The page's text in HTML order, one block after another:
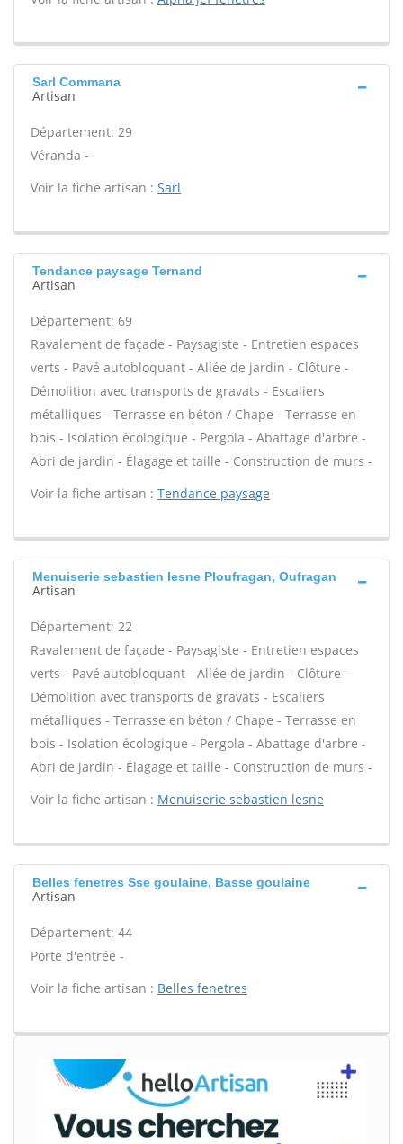
Sarl Commana
Artisan
Département: 29
Véranda -
Voir la fiche artisan : Sarl
Tendance paysage Ternand
Artisan
Département: 69
Ravalement de façade - Paysagiste - Entretien espaces
verts - Pavé autobloquant - Allée de jardin - Clôture -
Démolition avec transports de gravats - Escaliers
métalliques - Terrasse en béton / Chape - Terrasse en
bois - Isolation écologique - Pergola - Abattage d'arbre -
Abri de jardin - Élagage et taille - Construction de murs -
Voir la fiche artisan : Tendance paysage
Menuiserie sebastien lesne Ploufragan, Oufragan
Artisan
Département: 22
Ravalement de façade - Paysagiste - Entretien espaces
verts - Pavé autobloquant - Allée de jardin - Clôture -
Démolition avec transports de gravats - Escaliers
métalliques - Terrasse en béton / Chape - Terrasse en
bois - Isolation écologique - Pergola - Abattage d'arbre -
Abri de jardin - Élagage et taille - Construction de murs -
Voir la fiche artisan : Menuiserie sebastien lesne
Belles fenetres Sse goulaine, Basse goulaine
Artisan
Département: 44
Porte d'entrée -
Voir la fiche artisan : Belles fenetres